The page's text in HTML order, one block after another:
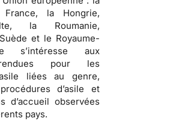
la Hongrie,
la Roumanie,
et le Royaume-
s’intéresse aux
pour les
liées au genre,
d’asile et
d’accueil observées
pays.